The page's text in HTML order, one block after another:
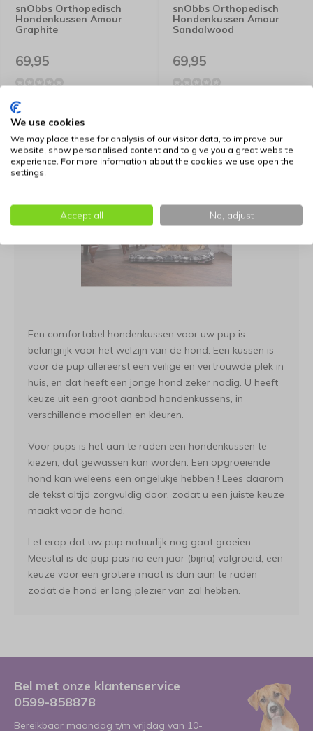
snObbs Orthopedisch
Hondenkussen Amour
Graphite
69,95
snObbs Orthopedisch
Hondenkussen Amour
Sandalwood
69,95
Een comfortabel hondenkussen voor uw pup is
belangrijk voor het welzijn van de hond. Een kussen is
voor de pup allereerst een veilige en vertrouwde plek in
huis, en dat heeft een jonge hond zeker nodig. U heeft
keuze uit een groot aanbod hondenkussens, in
verschillende modellen en kleuren.
Voor pups is het aan te raden een hondenkussen te
kiezen, dat gewassen kan worden. Een opgroeiende
hond kan weleens een ongelukje hebben ! Lees daarom
de tekst altijd zorgvuldig door, zodat u een juiste keuze
maakt voor de hond.
Let erop dat uw pup natuurlijk nog gaat groeien.
Meestal is de pup pas na een jaar (bijna) volgroeid, een
keuze voor een grotere maat is dan aan te raden
zodat de hond er lang plezier van zal hebben.
Bel met onze klantenservice
0599-858878
Bereikbaar maandag t/m vrijdag van 10-
We use cookies
We may place these for analysis of our visitor data, to improve our
website, show personalised content and to give you a great website
experience. For more information about the cookies we use open the
settings.
Accept all No, adjust